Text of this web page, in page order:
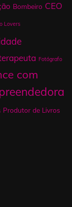
Bombeiro CEO
Lovers
Fotógrafo
com
Produtor de Livros